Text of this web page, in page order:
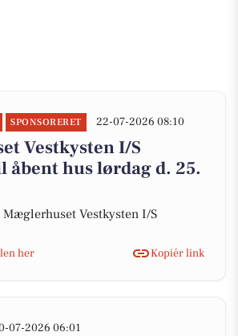
SPONSORERET 22-07-2026 08:10
Vestkysten I/S
hus lørdag d. 25.
Mæglerhuset Vestkysten I/S
her Kopiér link
07-2026 06:01